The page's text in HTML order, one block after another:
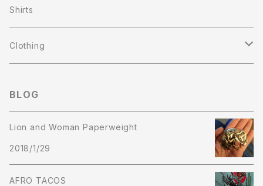
Shirts
Clothing
Cap
BLOG
Lion and Woman Paperweight
2018/1/29
AFRO TACOS